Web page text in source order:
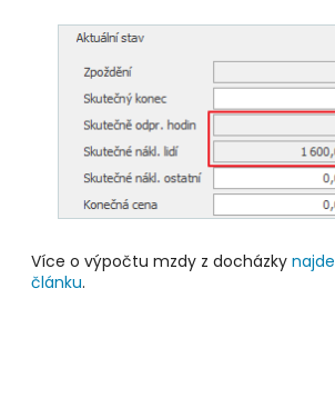
Více o výpočtu mzdy z docházky
článku.